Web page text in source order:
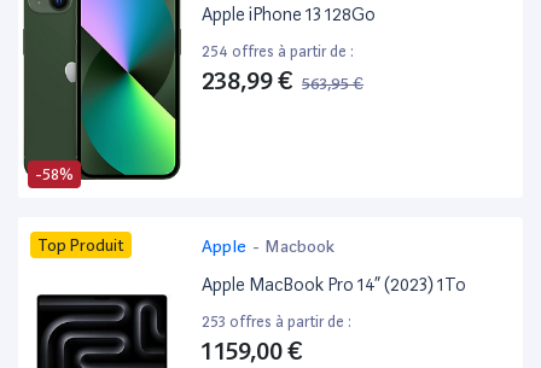
-58%
Apple iPhone 13 128Go
254 offres à partir de :
238,99 € 563,95 €
Top Produit Apple - Macbook
Apple MacBook Pro 14” (2023) 1To
253 offres à partir de :
1 159,00 €